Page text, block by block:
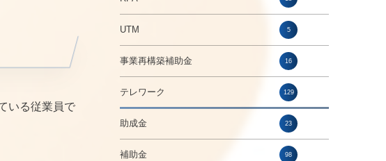
いる従業員で
UTM 5
事業再構築補助金 16
テレワーク 129
助成金 23
補助金 98